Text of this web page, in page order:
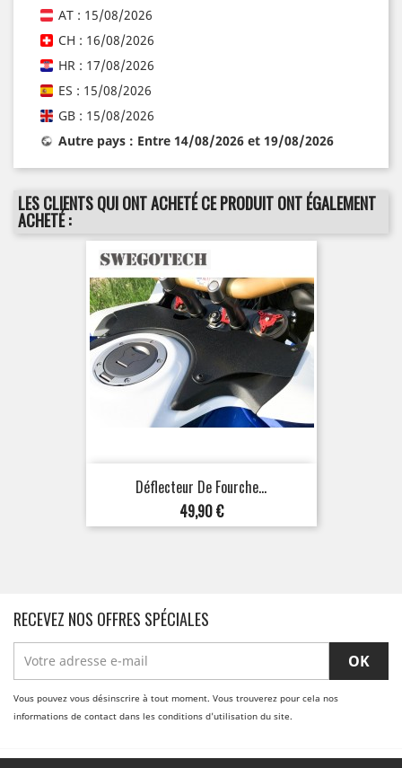
AT : 15/08/2026
CH : 16/08/2026
HR : 17/08/2026
ES : 15/08/2026
GB : 15/08/2026
Autre pays : Entre 14/08/2026 et 19/08/2026
LES CLIENTS QUI ONT ACHETÉ CE PRODUIT ONT ÉGALEMENT
ACHETÉ :
Déflecteur De Fourche...
Prix
49,90 €
RECEVEZ NOS OFFRES SPÉCIALES
Vous pouvez vous désinscrire à tout moment. Vous trouverez pour cela nos
informations de contact dans les conditions d'utilisation du site.